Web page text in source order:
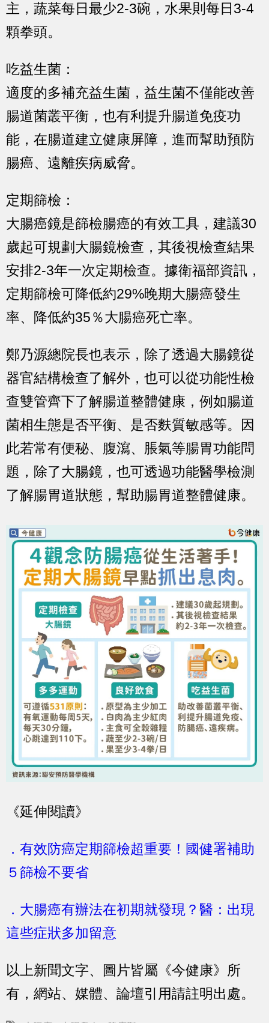
主，蔬菜每日最少2-3碗，水果則每日3-4
顆拳頭。
吃益生菌：
適度的多補充益生菌，益生菌不僅能改善
腸道菌叢平衡，也有利提升腸道免疫功
能，在腸道建立健康屏障，進而幫助預防
腸癌、遠離疾病威脅。
定期篩檢：
大腸癌鏡是篩檢腸癌的有效工具，建議30
歲起可規劃大腸鏡檢查，其後視檢查結果
安排2-3年一次定期檢查。據衛福部資訊，
定期篩檢可降低約29%晚期大腸癌發生
率、降低約35％大腸癌死亡率。
鄭乃源總院長也表示，除了透過大腸鏡從
器官結構檢查了解外，也可以從功能性檢
查雙管齊下了解腸道整體健康，例如腸道
菌相生態是否平衡、是否麩質敏感等。因
此若常有便秘、腹瀉、脹氣等腸胃功能問
題，除了大腸鏡，也可透過功能醫學檢測
了解腸胃道狀態，幫助腸胃道整體健康。
《延伸閱讀》
．有效防癌定期篩檢超重要！國健署補助
５篩檢不要省
．大腸癌有辦法在初期就發現？醫：出現
這些症狀多加留意
以上新聞文字、圖片皆屬《今健康》所
有，網站、媒體、論壇引用請註明出處。